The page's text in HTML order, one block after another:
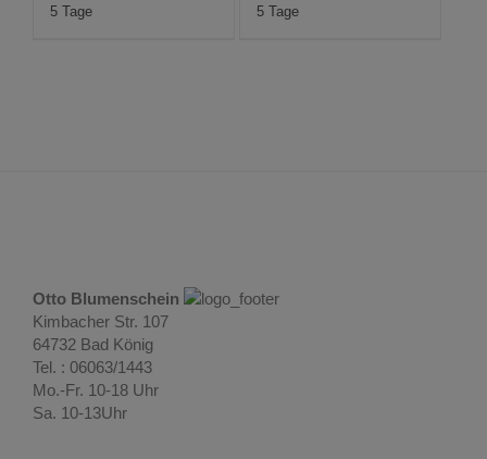
5 Tage
5 Tage
Otto Blumenschein
Kimbacher Str. 107
64732 Bad König
Tel. : 06063/1443
Mo.-Fr. 10-18 Uhr
Sa. 10-13Uhr